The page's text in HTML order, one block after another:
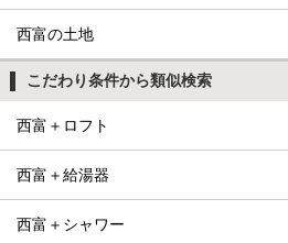
西富の土地
こだわり条件から類似検索
西富＋ロフト
西富＋給湯器
西富＋シャワー